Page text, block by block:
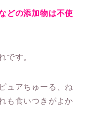
どの添加物は不使
です。
ュアちゅーる、ね
も食いつきがよか